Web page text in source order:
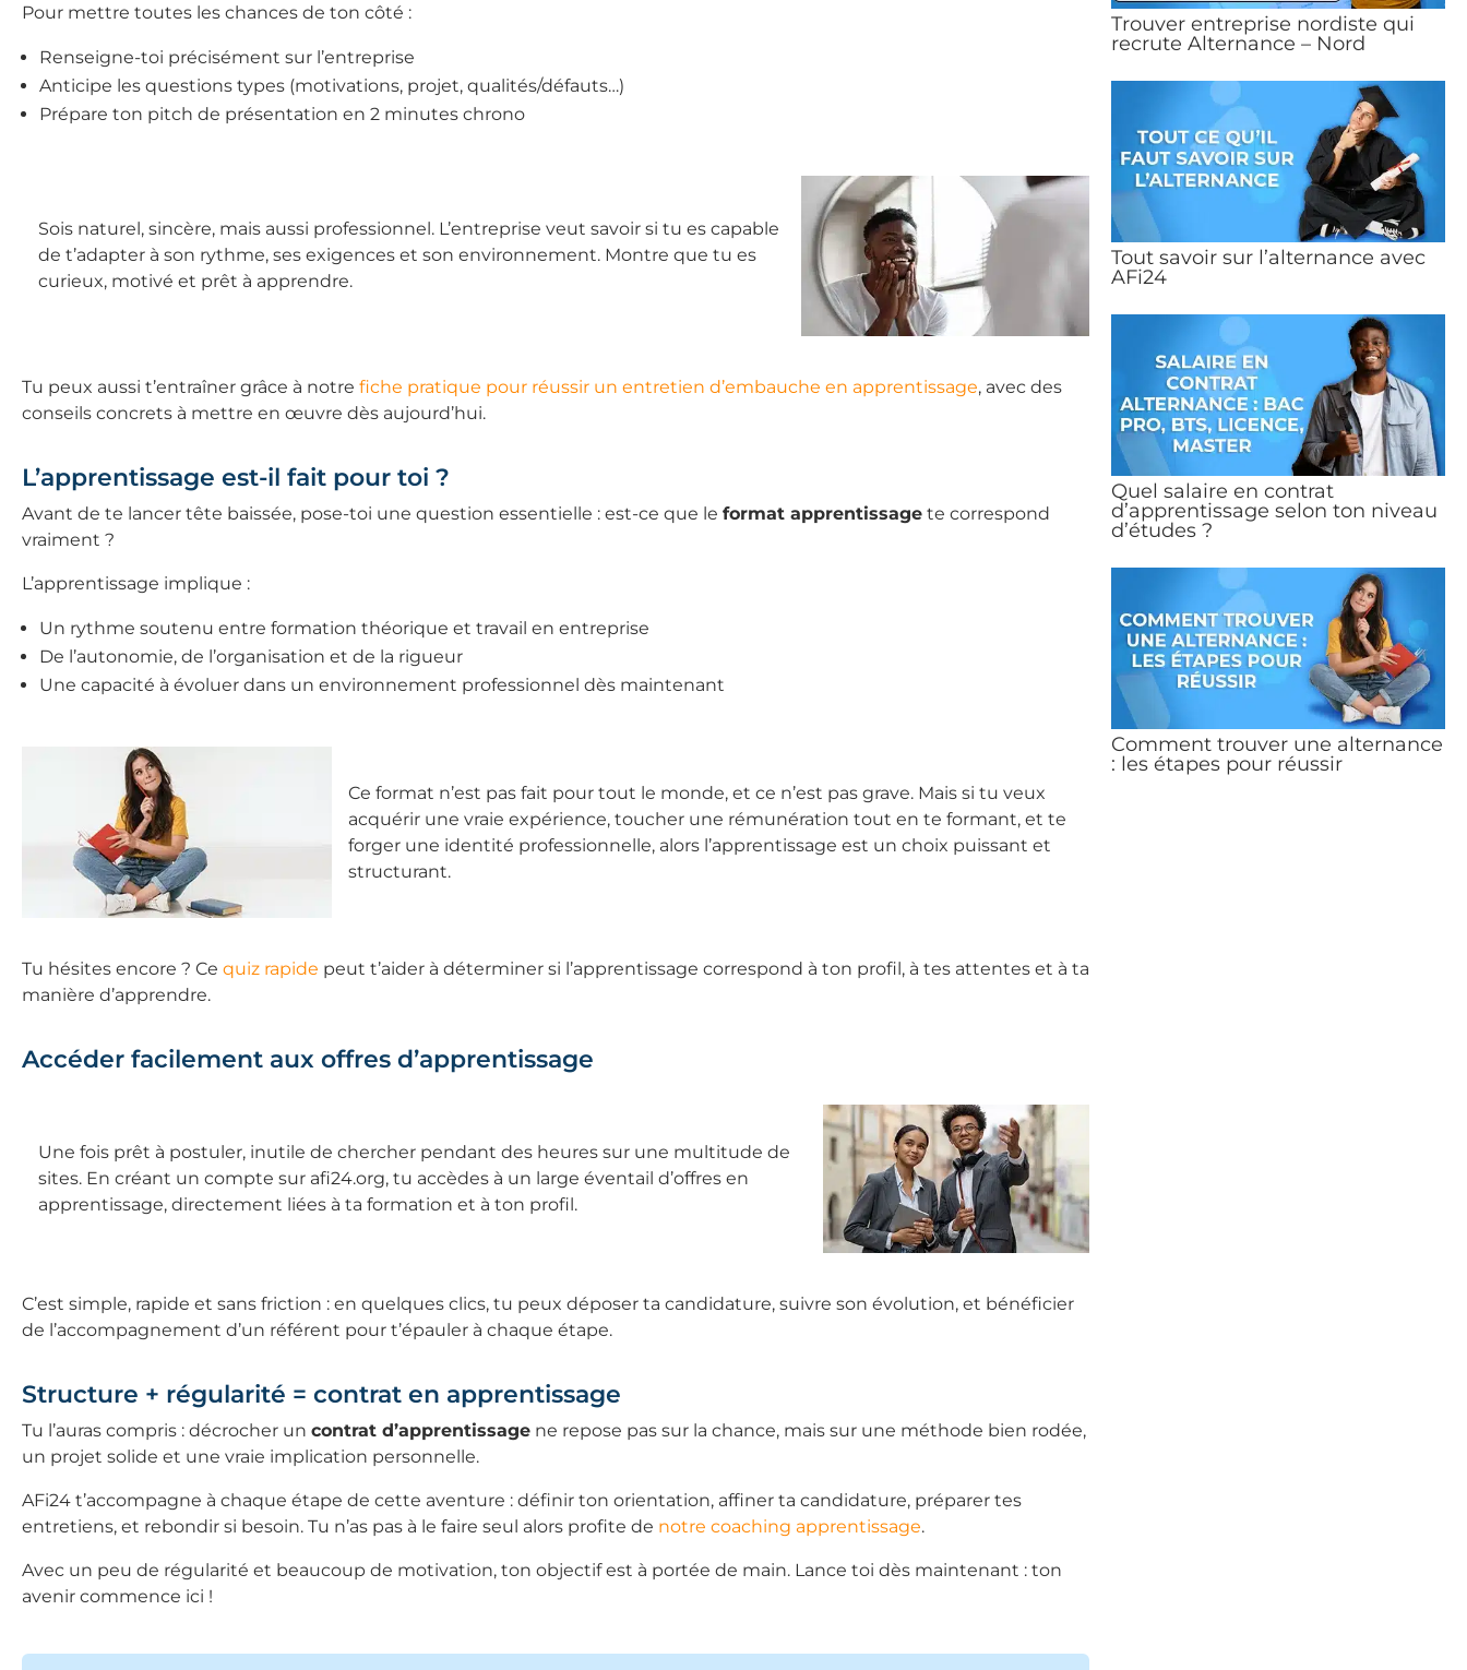
Pour mettre toutes les chances de ton côté :
Renseigne-toi précisément sur l’entreprise
Anticipe les questions types (motivations, projet, qualités/défauts…)
Prépare ton pitch de présentation en 2 minutes chrono
Sois naturel, sincère, mais aussi professionnel. L’entreprise veut savoir si tu es capable
de t’adapter à son rythme, ses exigences et son environnement. Montre que tu es
curieux, motivé et prêt à apprendre.
Tu peux aussi t’entraîner grâce à notre fiche pratique pour réussir un entretien d’embauche en apprentissage, avec des
conseils concrets à mettre en œuvre dès aujourd’hui.
L’apprentissage est-il fait pour toi ?
Avant de te lancer tête baissée, pose-toi une question essentielle : est-ce que le format apprentissage te correspond
vraiment ?
L’apprentissage implique :
Un rythme soutenu entre formation théorique et travail en entreprise
De l’autonomie, de l’organisation et de la rigueur
Une capacité à évoluer dans un environnement professionnel dès maintenant
Ce format n’est pas fait pour tout le monde, et ce n’est pas grave. Mais si tu veux
acquérir une vraie expérience, toucher une rémunération tout en te formant, et te
forger une identité professionnelle, alors l’apprentissage est un choix puissant et
structurant.
Tu hésites encore ? Ce quiz rapide peut t’aider à déterminer si l’apprentissage correspond à ton profil, à tes attentes et à ta
manière d’apprendre.
Accéder facilement aux offres d’apprentissage
Une fois prêt à postuler, inutile de chercher pendant des heures sur une multitude de
sites. En créant un compte sur afi24.org, tu accèdes à un large éventail d’offres en
apprentissage, directement liées à ta formation et à ton profil.
C’est simple, rapide et sans friction : en quelques clics, tu peux déposer ta candidature, suivre son évolution, et bénéficier
de l’accompagnement d’un référent pour t’épauler à chaque étape.
Structure + régularité = contrat en apprentissage
Tu l’auras compris : décrocher un contrat d’apprentissage ne repose pas sur la chance, mais sur une méthode bien rodée,
un projet solide et une vraie implication personnelle.
AFi24 t’accompagne à chaque étape de cette aventure : définir ton orientation, affiner ta candidature, préparer tes
entretiens, et rebondir si besoin. Tu n’as pas à le faire seul alors profite de notre coaching apprentissage.
Avec un peu de régularité et beaucoup de motivation, ton objectif est à portée de main. Lance toi dès maintenant : ton
avenir commence ici !
Trouver entreprise nordiste qui
recrute Alternance – Nord
Tout savoir sur l’alternance avec
AFi24
Quel salaire en contrat
d’apprentissage selon ton niveau
d’études ?
Comment trouver une alternance
: les étapes pour réussir